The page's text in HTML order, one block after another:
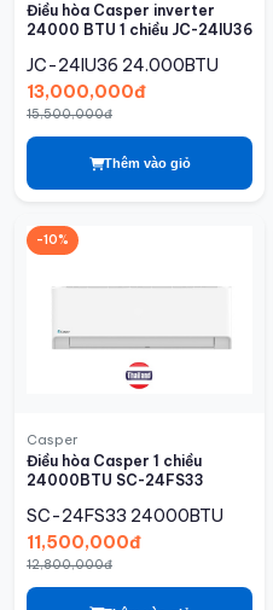
Điều hòa Casper inverter
24000 BTU 1 chiều JC-24IU36
JC-24IU36 24.000BTU
13,000,000đ
15,500,000đ
Thêm vào giỏ
-10%
Casper
Điều hòa Casper 1 chiều
24000BTU SC-24FS33
SC-24FS33 24000BTU
11,500,000đ
12,800,000đ